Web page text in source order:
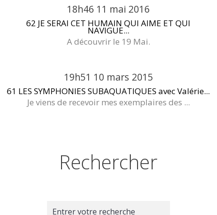
18h46 11 mai 2016
62 JE SERAI CET HUMAIN QUI AIME ET QUI
NAVIGUE...
A découvrir le 19 Mai.
19h51 10 mars 2015
61 LES SYMPHONIES SUBAQUATIQUES avec Valérie...
Je viens de recevoir mes exemplaires des ...
Rechercher